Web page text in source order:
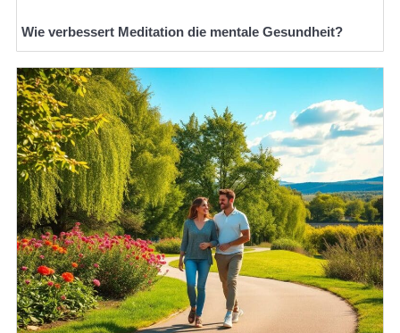
Wie verbessert Meditation die mentale Gesundheit?